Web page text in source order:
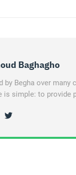
Baghagho
by Begha over
is simple: to provide